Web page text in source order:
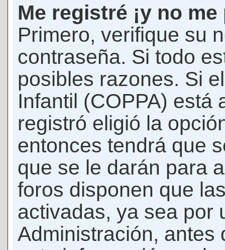
Me registré ¡y no
Primero, verifique su
contraseña. Si todo
posibles razones. Si
Infantil (COPPA) está
registró eligió la
entonces tendrá que
que se le darán para
foros disponen que
activadas, ya sea por
Administración, antes